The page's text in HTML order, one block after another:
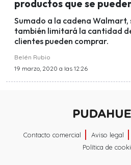
productos que se
Sumado a la cadena
también limitará la cantidad
clientes pueden comprar.
Belén Rubio
19 marzo, 2020 a las 12:26
Contacto comercial Aviso legal
Política de